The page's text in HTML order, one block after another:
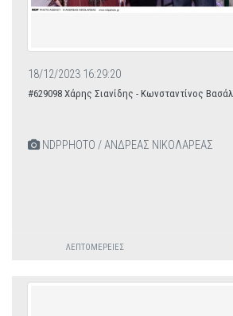
18/12/2023 16:29:20
#629098 Χάρης Σιανίδης - Κωνσταντίνος
NDPPHOTO / ΑΝΔΡΕΑΣ ΝΙΚΟΛΑΡΕΑΣ
ΛΕΠΤΟΜΈΡΕΙΕΣ